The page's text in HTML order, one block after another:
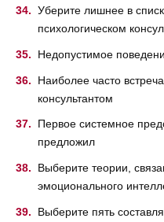
Уберите лишнее в
психологическом
Недопустимое
Наиболее часто
консультантом
Первое системное
предложил
Выберите теории,
эмоционального
Выберите пять